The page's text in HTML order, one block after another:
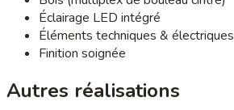
Éclairage LED intégré
Éléments techniques & électriques
Finition soignée
Autres réalisations